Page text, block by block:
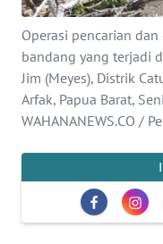
Operasi pencarian
bandang yang terjadi
Jim (Meyes), Distrik
Arfak, Papua Barat,
WAHANANEWS.CO /
KAMI
INFO
IKLAN
TENTANG
SIBER